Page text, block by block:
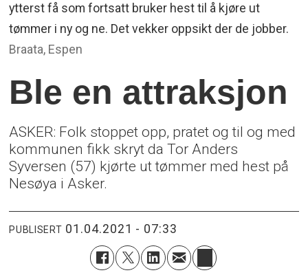
ytterst få som fortsatt bruker hest til å kjøre ut
tømmer i ny og ne. Det vekker oppsikt der de jobber.
Braata, Espen
Ble en attraksjon
ASKER: Folk stoppet opp, pratet og til og med
kommunen fikk skryt da Tor Anders
Syversen (57) kjørte ut tømmer med hest på
Nesøya i Asker.
PUBLISERT 01.04.2021 - 07:33